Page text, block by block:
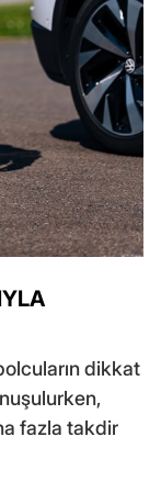
dikkat
fazla takdir